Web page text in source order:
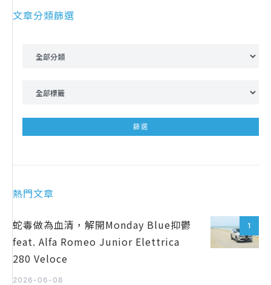
文章分類篩選
熱門文章
1
蛇毒做為血清，解開Monday Blue抑鬱
feat. Alfa Romeo Junior Elettrica
280 Veloce
2026-06-08